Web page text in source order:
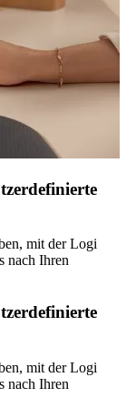
mit der Logi
nach Ihren
mit der Logi
nach Ihren